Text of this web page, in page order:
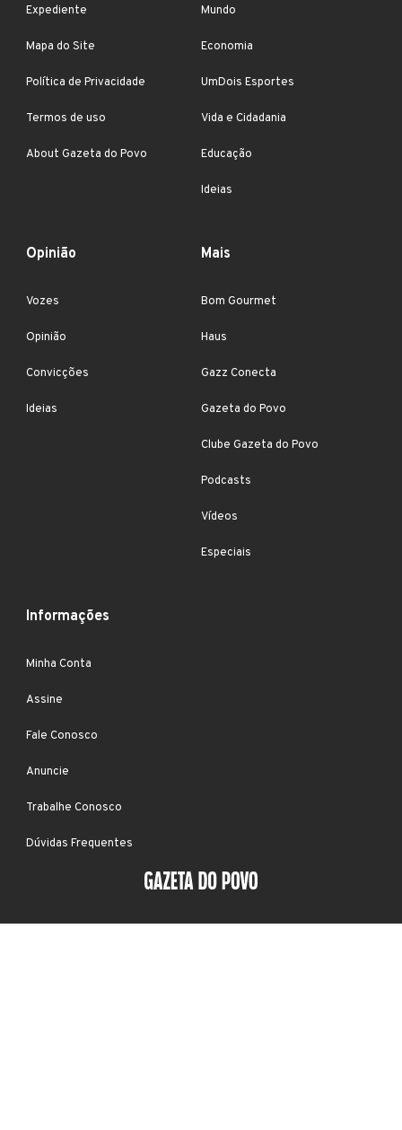
Expediente
Mapa do Site
Política de Privacidade
Termos de uso
About Gazeta do Povo
Mundo
Economia
UmDois Esportes
Vida e Cidadania
Educação
Ideias
Opinião
Vozes
Opinião
Convicções
Ideias
Mais
Bom Gourmet
Haus
Gazz Conecta
Gazeta do Povo
Clube Gazeta do Povo
Podcasts
Vídeos
Especiais
Informações
Minha Conta
Assine
Fale Conosco
Anuncie
Trabalhe Conosco
Dúvidas Frequentes